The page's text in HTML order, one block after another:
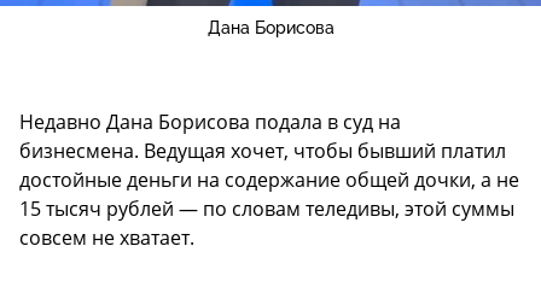
Дана Борисова
Недавно Дана Борисова подала в суд на
бизнесмена. Ведущая хочет, чтобы бывший платил
достойные деньги на содержание общей дочки, а не
15 тысяч рублей — по словам теледивы, этой суммы
совсем не хватает.